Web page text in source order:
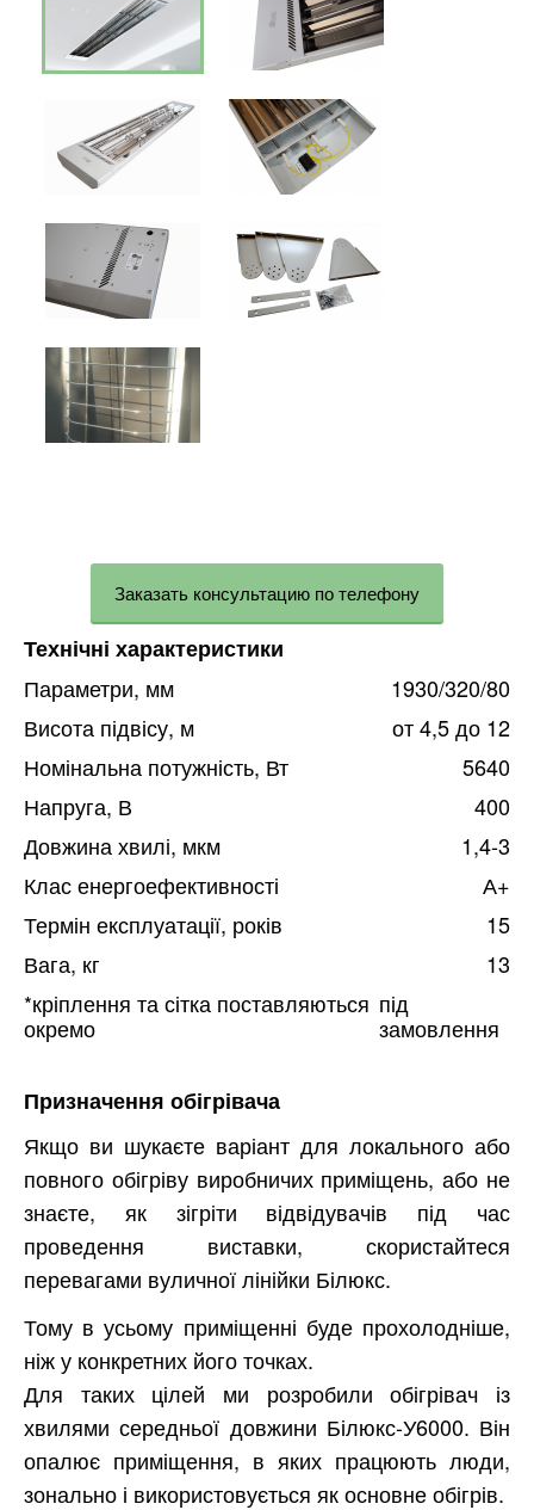
Заказать консультацию по телефону
Технічні характеристики
Параметри, мм
1930/320/80
Висота підвісу, м
от 4,5 до 12
Номінальна потужність, Вт
5640
Напруга, В
400
Довжина хвилі, мкм
1,4-3
Клас енергоефективності
А+
Термін експлуатації, років
15
Вага, кг
13
*кріплення та сітка поставляються
окремо
під
замовлення
Призначення обігрівача
Якщо ви шукаєте варіант для локального або
повного обігріву виробничих приміщень, або не
знаєте, як зігріти відвідувачів під час
проведення виставки, скористайтеся
перевагами вуличної лінійки Білюкс.
Тому в усьому приміщенні буде прохолодніше,
ніж у конкретних його точках.
Для таких цілей ми розробили обігрівач із
хвилями середньої довжини Білюкс-У6000. Він
опалює приміщення, в яких працюють люди,
зонально і використовується як основне обігрів.